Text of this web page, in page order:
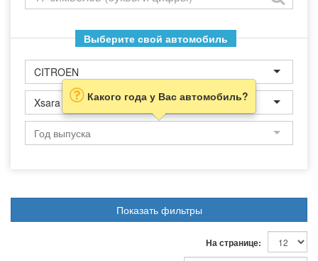
Выберите свой автомобиль
CITROEN
Xsara Какого года у Вас автомобиль?
Показать фильтры
На странице: